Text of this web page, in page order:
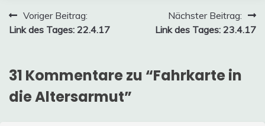
Beitragsnavigation
Voriger Beitrag:
Link des Tages: 22.4.17
Nächster Beitrag:
Link des Tages: 23.4.17
31 Kommentare zu “Fahrkarte in
die Altersarmut”